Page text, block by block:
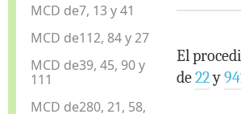
MCD de7, 13 y 41
MCD de112, 84 y 27
MCD de39, 45, 90 y
111
MCD de280, 21, 58,
El
de22y